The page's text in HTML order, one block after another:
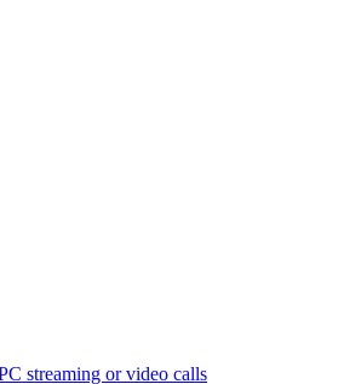
streaming or video calls